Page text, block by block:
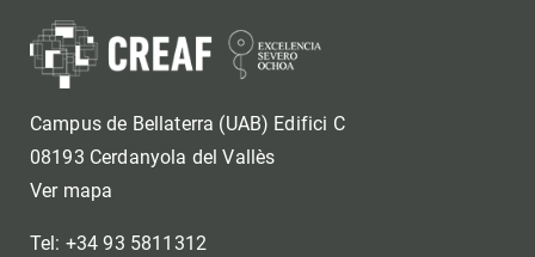
Campus de Bellaterra (UAB) Edifici C
08193 Cerdanyola del Vallès
Ver mapa
Tel: +34 93 5811312